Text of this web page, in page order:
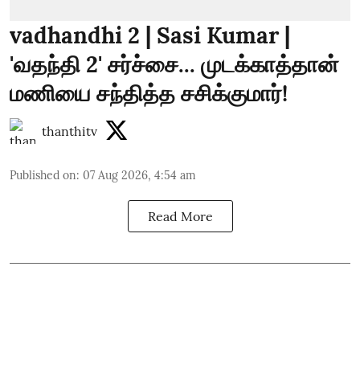
vadhandhi 2 | Sasi Kumar |
'வதந்தி 2' சர்ச்சை... முடக்காத்தான்
மணியை சந்தித்த சசிக்குமார்!
thanthitv
Published on: 07 Aug 2026, 4:54 am
Read More